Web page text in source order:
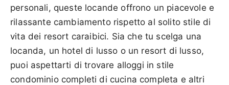
personali, queste locande offrono un piacevole e
rilassante cambiamento rispetto al solito stile di
vita dei resort caraibici. Sia che tu scelga una
locanda, un hotel di lusso o un resort di lusso,
puoi aspettarti di trovare alloggi in stile
condominio completi di cucina completa e altri